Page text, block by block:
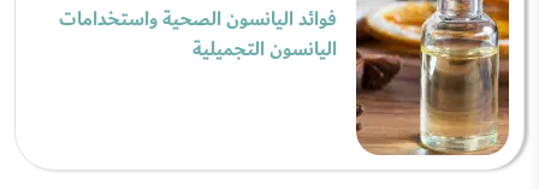
فوائد اليانسون الصحية واستخدامات
اليانسون التجميلية